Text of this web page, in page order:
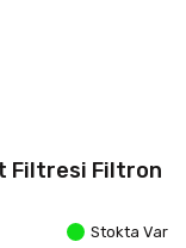
Filtresi Filtron
Stokta Var